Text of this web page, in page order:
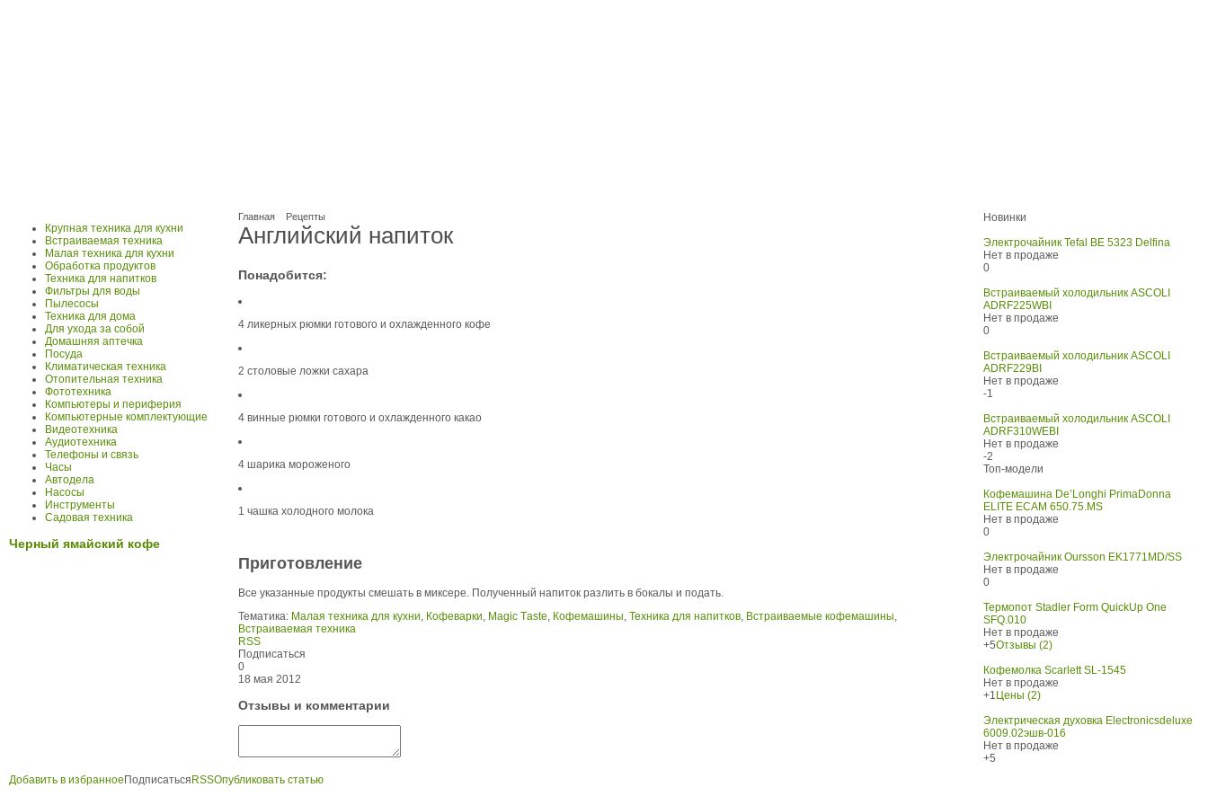
Главная Рецепты
Английский напиток
Понадобится:
4 ликерных рюмки готового и охлажденного кофе
2 столовые ложки сахара
4 винные рюмки готового и охлажденного какао
4 шарика мороженого
1 чашка холодного молока
Приготовление
Все указанные продукты смешать в миксере. Полученный напиток разлить в бокалы и подать.
Тематика: Малая техника для кухни, Кофеварки, Magic Тaste, Кофемашины, Техника для напитков, Встраиваемые кофемашины,
Встраиваемая техника
RSS
Подписаться
0
18 мая 2012
Отзывы и комментарии
Крупная техника для кухни
Встраиваемая техника
Малая техника для кухни
Обработка продуктов
Техника для напитков
Фильтры для воды
Пылесосы
Техника для дома
Для ухода за собой
Домашняя аптечка
Посуда
Климатическая техника
Отопительная техника
Фототехника
Компьютеры и периферия
Компьютерные комплектующие
Видеотехника
Аудиотехника
Телефоны и связь
Часы
Автодела
Насосы
Инструменты
Садовая техника
Черный ямайский кофе
Новинки
Электрочайник Tefal BE 5323 Delfina
Нет в продаже
0
Встраиваемый холодильник ASCOLI
ADRF225WBI
Нет в продаже
0
Встраиваемый холодильник ASCOLI
ADRF229BI
Нет в продаже
-1
Встраиваемый холодильник ASCOLI
ADRF310WEBI
Нет в продаже
-2
Топ-модели
Кофемашина De’Longhi PrimaDonna
ELITE ECAM 650.75.MS
Нет в продаже
0
Электрочайник Oursson EK1771MD/SS
Нет в продаже
0
Термопот Stadler Form QuickUp One
SFQ.010
Нет в продаже
+5Отзывы (2)
Кофемолка Scarlett SL-1545
Нет в продаже
+1 Цены (2)
Электрическая духовка Electronicsdeluxe
6009.02эшв-016
Нет в продаже
+5
Добавить в избранное Подписаться RSSОпубликовать статью